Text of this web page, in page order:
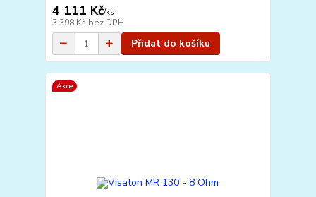
4 111 Kč/ks
3 398 Kč bez DPH
Přidat do košíku
Akce